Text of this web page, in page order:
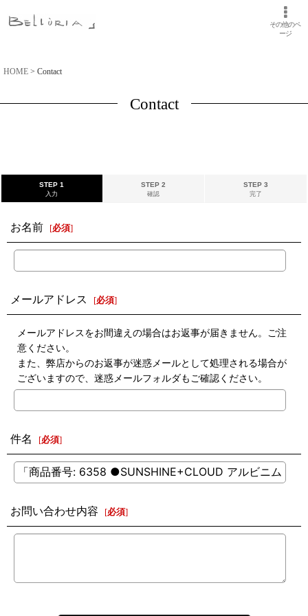
その他のペ
ージ
HOME > Contact
Contact
STEP 1
入力
STEP 2
確認
STEP 3
完了
お名前 [必須]
メールアドレス [必須]
メールアドレスをお間違えの場合はお返事が届きません。ご注
意ください。
また、弊店からのお返事が迷惑メールとして処理される場合が
ございますので、迷惑メールフォルダもご確認ください。
件名 [必須]
お問い合わせ内容 [必須]